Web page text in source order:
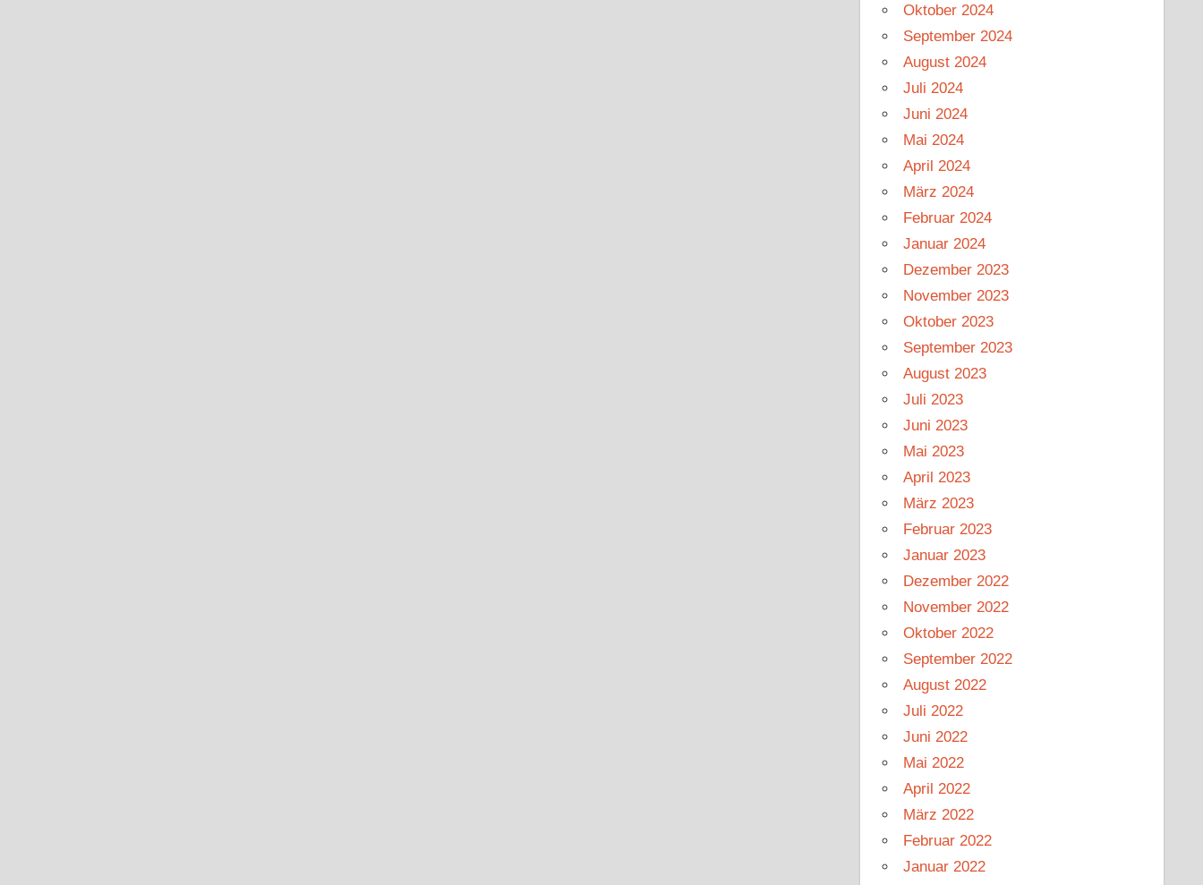
Oktober 2024
September 2024
August 2024
Juli 2024
Juni 2024
Mai 2024
April 2024
März 2024
Februar 2024
Januar 2024
Dezember 2023
November 2023
Oktober 2023
September 2023
August 2023
Juli 2023
Juni 2023
Mai 2023
April 2023
März 2023
Februar 2023
Januar 2023
Dezember 2022
November 2022
Oktober 2022
September 2022
August 2022
Juli 2022
Juni 2022
Mai 2022
April 2022
März 2022
Februar 2022
Januar 2022